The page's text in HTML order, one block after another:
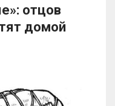
отцов
домой